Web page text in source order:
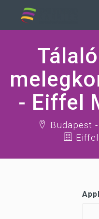
- Eiffel
Budapest